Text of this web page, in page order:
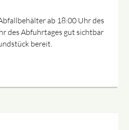
ab 18:00 Uhr des
des Abfuhrtages gut sichtbar
bereit.